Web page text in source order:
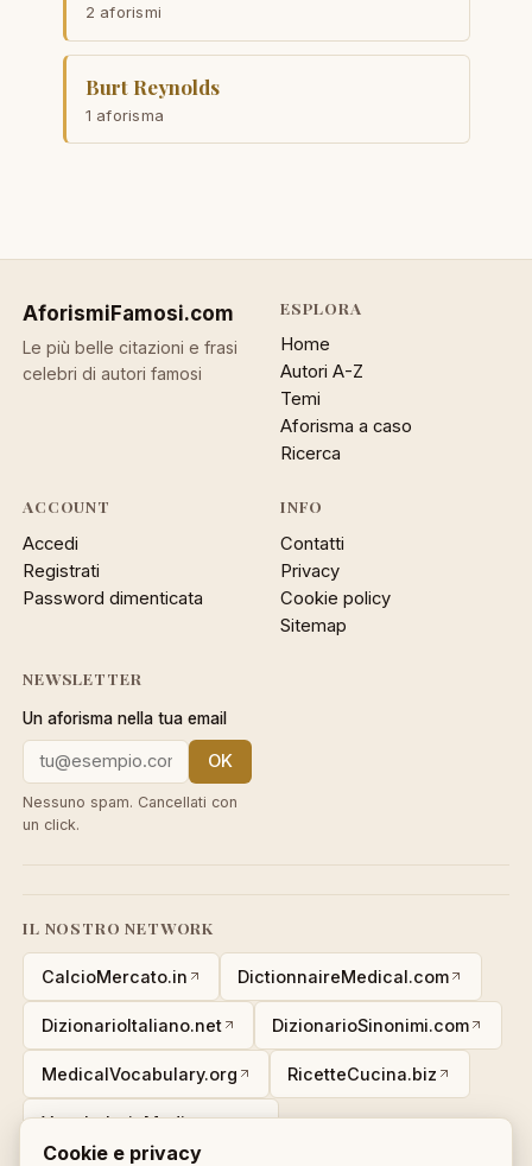
2 aforismi
Burt Reynolds
1 aforisma
AforismiFamosi.com
Le più belle citazioni e frasi
celebri di autori famosi
ESPLORA
Home
Autori A-Z
Temi
Aforisma a caso
Ricerca
ACCOUNT
Accedi
Registrati
Password dimenticata
INFO
Contatti
Privacy
Cookie policy
Sitemap
NEWSLETTER
Un aforisma nella tua email
OK
Nessuno spam. Cancellati con
un click.
IL NOSTRO NETWORK
CalcioMercato.in DictionnaireMedical.com
DizionarioItaliano.net DizionarioSinonimi.com
MedicalVocabulary.org RicetteCucina.biz
VocabolarioMedico.com
Cookie e privacy